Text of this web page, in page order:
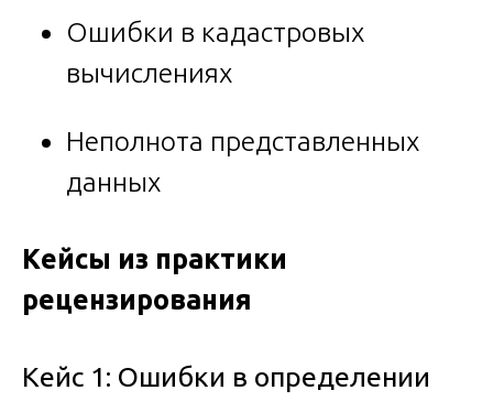
Ошибки в кадастровых
вычислениях
Неполнота представленных
данных
Кейсы из практики
рецензирования
Кейс 1: Ошибки в определении